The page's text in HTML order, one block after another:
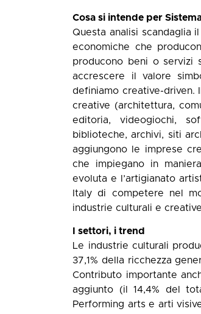
Cosa si intende per
Questa analisi scandaglia
economiche che
producono beni o servizi
accrescere il valore
definiamo creative-driven.
creative (architettura,
editoria, videogiochi,
biblioteche, archivi, siti
aggiungono le imprese
che impiegano in
evoluta e l’artigianato
Italy di competere nel
industrie culturali e
I settori, i trend
Le industrie culturali
37,1% della ricchezza
Contributo importante
aggiunto (il 14,4% del
Performing arts e arti